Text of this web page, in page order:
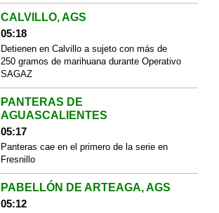
CALVILLO, AGS
05:18
Detienen en Calvillo a sujeto con más de
250 gramos de marihuana durante Operativo
SAGAZ
PANTERAS DE
AGUASCALIENTES
05:17
Panteras cae en el primero de la serie en
Fresnillo
PABELLÓN DE ARTEAGA, AGS
05:12